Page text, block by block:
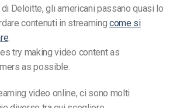
Deloitte, gli americani passano quasi lo
contenuti in streaming come si
try making video content as
as possible.
video online, ci sono molti